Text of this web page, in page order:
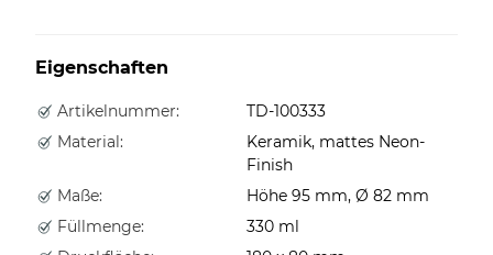
Eigenschaften
Artikelnummer:
TD-100333
Material:
Keramik, mattes Neon-
Finish
Maße:
Höhe 95 mm, Ø 82 mm
Füllmenge:
330 ml